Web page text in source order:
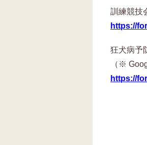
訓練競技
https://
狂犬病予
（※
https://